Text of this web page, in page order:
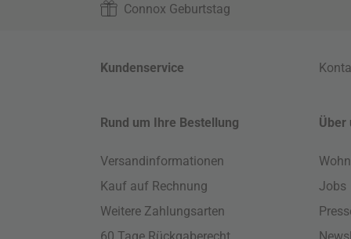
Connox Geburtstag
Kundenservice
Rund um Ihre Bestellung
Versandinformationen
Kauf auf Rechnung
Weitere Zahlungsarten
Über
Jobs